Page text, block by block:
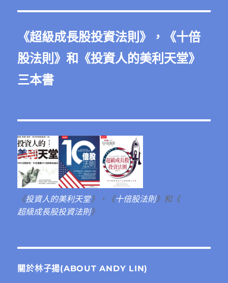
《超級成長股投資法則 》，《十倍
股法則 》和《投資人的美利天堂》
三本書
《投資人的美利天堂》，《十倍股法則》和《
超級成長股投資法則》
關於林子揚(ABOUT ANDY LIN)